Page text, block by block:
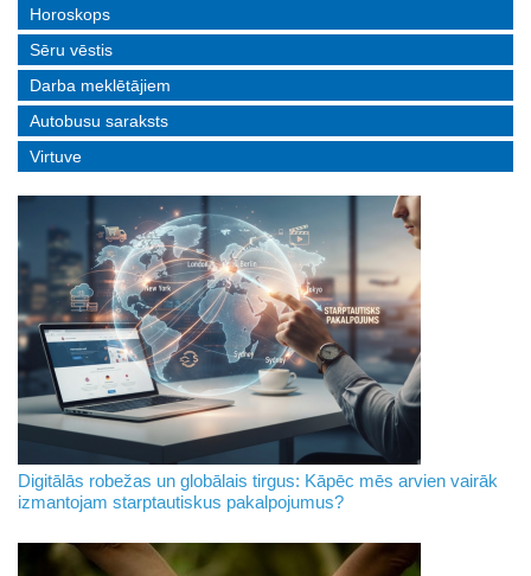
Horoskops
Sēru vēstis
Darba meklētājiem
Autobusu saraksts
Virtuve
Digitālās robežas un globālais tirgus: Kāpēc mēs arvien vairāk
izmantojam starptautiskus pakalpojumus?